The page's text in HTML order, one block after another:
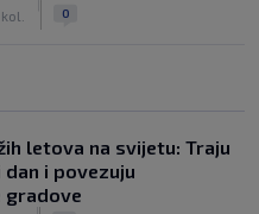
0
letova na svijetu: Traju
i povezuju
gradove